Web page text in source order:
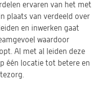
ervaren van het met
plaats van verdeeld over
en inwerken gaat
waardoor
Al met al leiden deze
één locatie tot betere en